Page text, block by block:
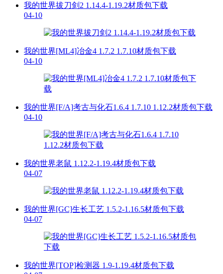
我的世界拔刀剑2 1.14.4-1.19.2材质包下载
04-10
我的世界[ML4]冶金4 1.7.2 1.7.10材质包下载
04-10
我的世界[F/A]考古与化石1.6.4 1.7.10 1.12.2材质包下载
04-10
我的世界老鼠 1.12.2-1.19.4材质包下载
04-07
我的世界[GC]生长工艺 1.5.2-1.16.5材质包下载
04-07
我的世界[TOP]检测器 1.9-1.19.4材质包下载